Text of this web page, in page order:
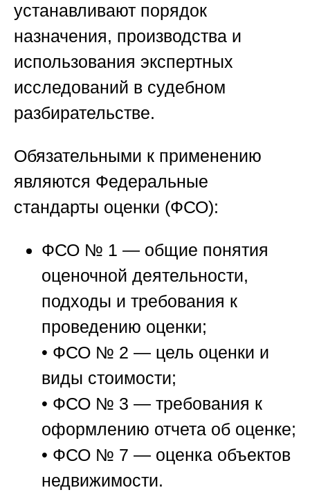
устанавливают порядок
назначения, производства и
использования экспертных
исследований в судебном
разбирательстве.
Обязательными к применению
являются Федеральные
стандарты оценки (ФСО):
ФСО № 1 — общие понятия
оценочной деятельности,
подходы и требования к
проведению оценки;
• ФСО № 2 — цель оценки и
виды стоимости;
• ФСО № 3 — требования к
оформлению отчета об оценке;
• ФСО № 7 — оценка объектов
недвижимости.